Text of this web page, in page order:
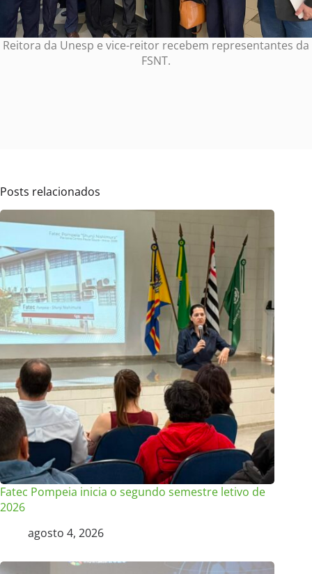
Reitora da Unesp e vice-reitor recebem representantes da
FSNT.
Posts relacionados
Fatec Pompeia inicia o segundo semestre letivo de
2026
agosto 4, 2026